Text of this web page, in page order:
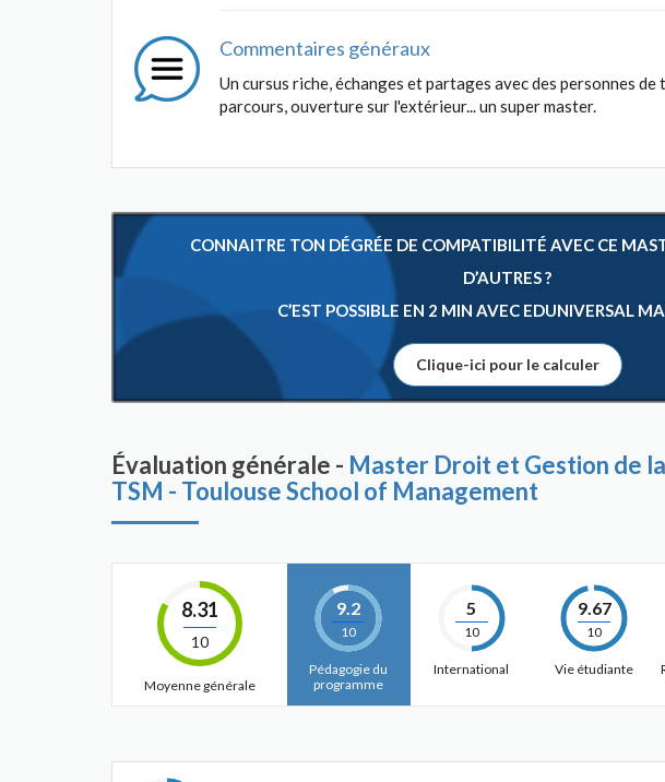
Commentaires généraux
Un cursus riche, échanges et partages avec des personnes
parcours, ouverture sur l'extérieur... un super master.
CONNAITRE TON DÉGRÉE DE COMPATIBILITÉ AVEC CE
D’AUTRES ?
C’EST POSSIBLE EN 2 MIN AVEC EDUNIVERSAL
Clique-ici pour le calculer
Évaluation générale - Master Droit et Gestion de la
TSM - Toulouse School of Management
8.31
10
Moyenne générale
9.2
10
Pédagogie du
programme
5
10
International
9.67
10
Vie étudiante